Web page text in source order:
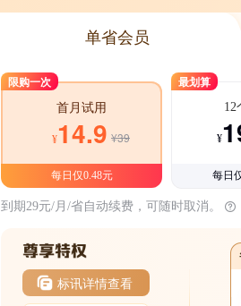
单省会员
限购一次
首月试用
¥14.9 ¥39
每日仅0.48元
最划算
12
¥
每日
到期29元/月/省自动续费，可随时取消。
标讯详情查看